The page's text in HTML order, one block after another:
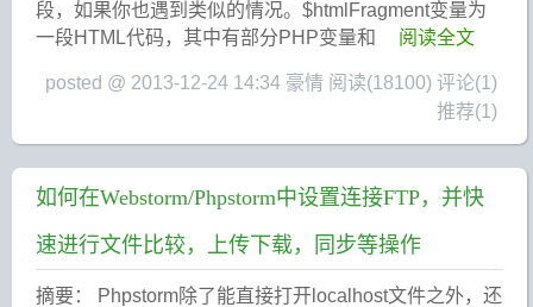
段，如果你也遇到类似的情况。$htmlFragment变量为
一段HTML代码，其中有部分PHP变量和
阅读全文
posted @ 2013-12-24 14:34 豪情 阅读(18100) 评论(1)
推荐(1)
如何在Webstorm/Phpstorm中设置连接FTP，并快
速进行文件比较，上传下载，同步等操作
摘要： Phpstorm除了能直接打开localhost文件之外，还